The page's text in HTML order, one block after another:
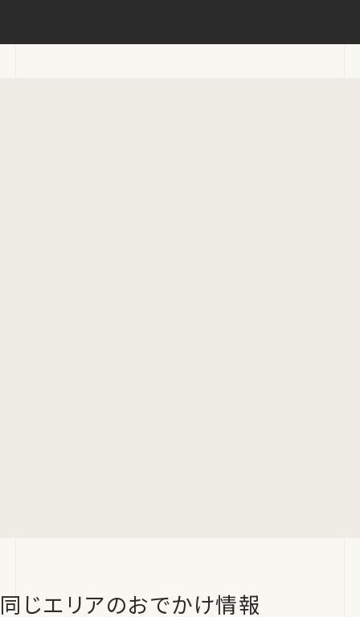
同じエリアのおでかけ情報